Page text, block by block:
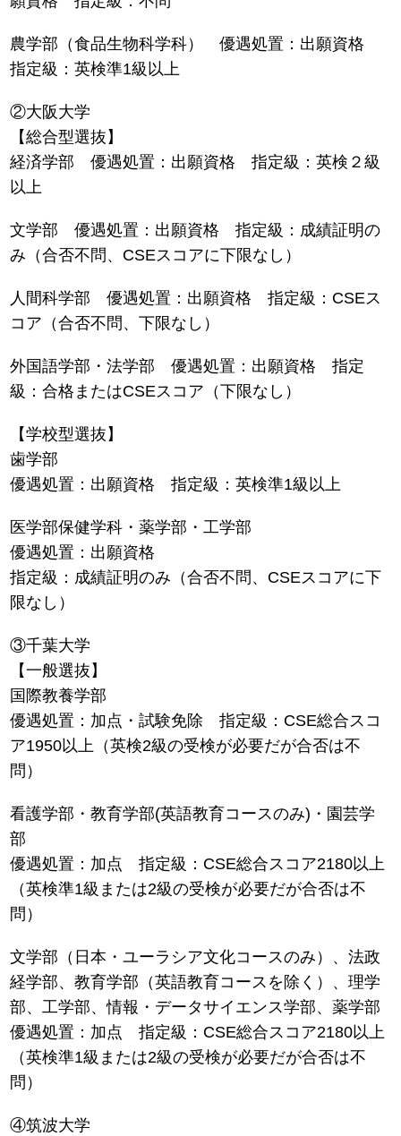
農学部（食品生物科学科） 優遇処置：出願資格
指定級：英検準1級以上
②大阪大学
【総合型選抜】
経済学部 優遇処置：出願資格 指定級：英検２級
以上
文学部 優遇処置：出願資格 指定級：成績証明の
み（合否不問、CSEスコアに下限なし）
人間科学部 優遇処置：出願資格 指定級：CSEス
コア（合否不問、下限なし）
外国語学部・法学部 優遇処置：出願資格 指定
級：合格またはCSEスコア（下限なし）
【学校型選抜】
歯学部
優遇処置：出願資格 指定級：英検準1級以上
医学部保健学科・薬学部・工学部
優遇処置：出願資格
指定級：成績証明のみ（合否不問、CSEスコアに下
限なし）
③千葉大学
【一般選抜】
国際教養学部
優遇処置：加点・試験免除 指定級：CSE総合スコ
ア1950以上（英検2級の受検が必要だが合否は不
問）
看護学部・教育学部(英語教育コースのみ)・園芸学
部
優遇処置：加点 指定級：CSE総合スコア2180以上
（英検準1級または2級の受検が必要だが合否は不
問）
文学部（日本・ユーラシア文化コースのみ）、法政
経学部、教育学部（英語教育コースを除く）、理学
部、工学部、情報・データサイエンス学部、薬学部
優遇処置：加点 指定級：CSE総合スコア2180以上
（英検準1級または2級の受検が必要だが合否は不
問）
④筑波大学